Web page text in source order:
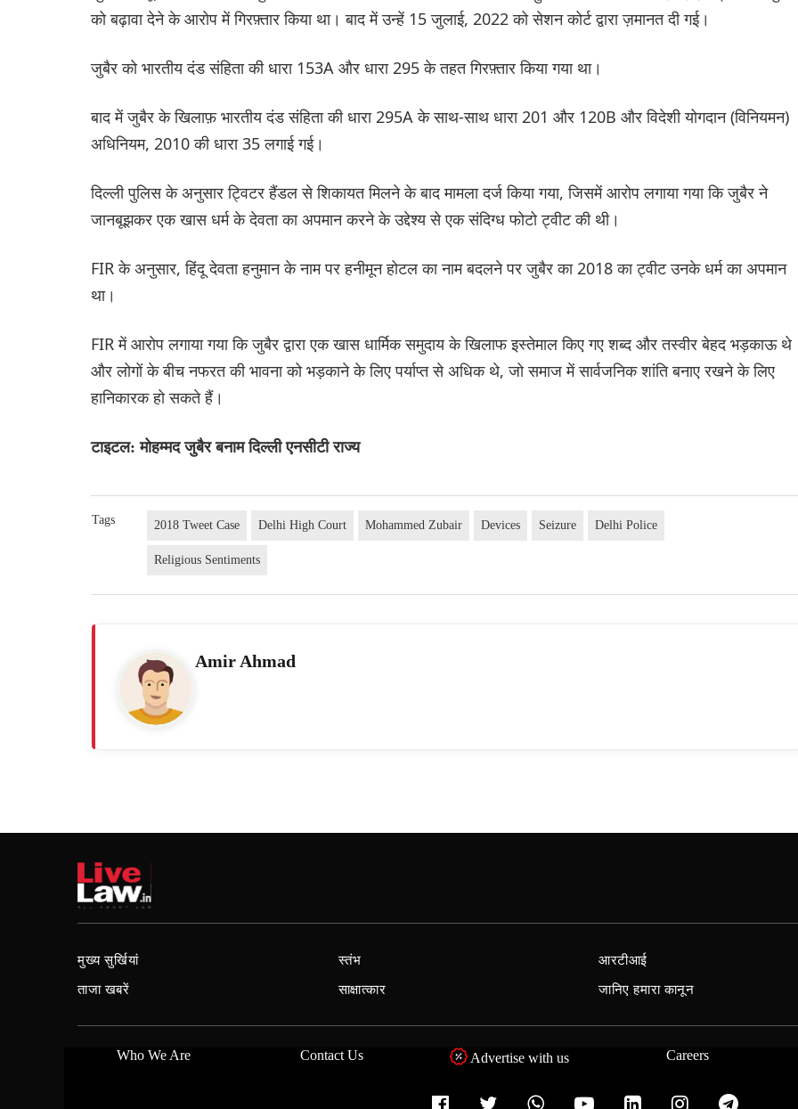
को बढ़ावा देने के आरोप में गिरफ़्तार किया था। बाद में उन्हें 15 जुलाई, 2022 को सेशन कोर्ट द्वारा ज़मानत दी गई।
जुबैर को भारतीय दंड संहिता की धारा 153A और धारा 295 के तहत गिरफ़्तार किया गया था।
बाद में जुबैर के खिलाफ़ भारतीय दंड संहिता की धारा 295A के साथ-साथ धारा 201 और 120B और विदेशी योगदान (विनियमन)
अधिनियम, 2010 की धारा 35 लगाई गई।
दिल्ली पुलिस के अनुसार ट्विटर हैंडल से शिकायत मिलने के बाद मामला दर्ज किया गया, जिसमें आरोप लगाया गया कि जुबैर ने
जानबूझकर एक खास धर्म के देवता का अपमान करने के उद्देश्य से एक संदिग्ध फोटो ट्वीट की थी।
FIR के अनुसार, हिंदू देवता हनुमान के नाम पर हनीमून होटल का नाम बदलने पर जुबैर का 2018 का ट्वीट उनके धर्म का अपमान
था।
FIR में आरोप लगाया गया कि जुबैर द्वारा एक खास धार्मिक समुदाय के खिलाफ इस्तेमाल किए गए शब्द और तस्वीर बेहद भड़काऊ थे
और लोगों के बीच नफरत की भावना को भड़काने के लिए पर्याप्त से अधिक थे, जो समाज में सार्वजनिक शांति बनाए रखने के लिए
हानिकारक हो सकते हैं।
टाइटल: मोहम्मद जुबैर बनाम दिल्ली एनसीटी राज्य
Tags 2018 Tweet Case Delhi High Court Mohammed Zubair Devices Seizure Delhi Police
Religious Sentiments
Amir Ahmad
मुख्य सुर्खियां
ताजा खबरें
स्तंभ
साक्षात्कार
आरटीआई
जानिए हमारा कानून
Who We Are Contact Us Advertise with us Careers